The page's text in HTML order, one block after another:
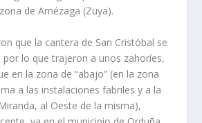
de Amézaga (Zuya).
que la cantera de San Cristóbal se
lo que trajeron a unos zahoríes,
en la zona de “abajo” (en la zona
a las instalaciones fabriles y a la
al Oeste de la misma),